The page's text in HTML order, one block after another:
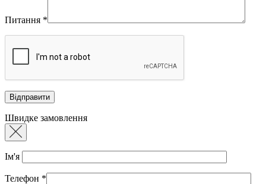
Питання *
Швидке замовлення
Ім'я
Телефон *